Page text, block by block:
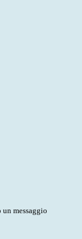
messaggio